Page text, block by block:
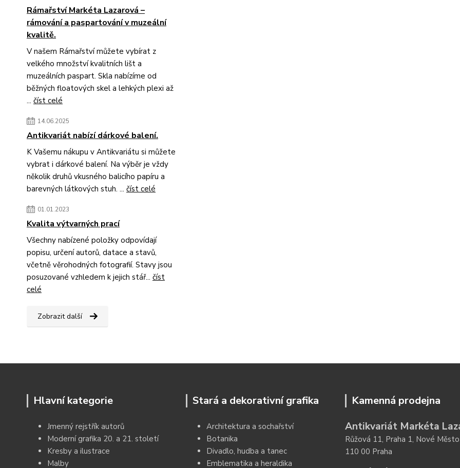
Rámařství Markéta Lazarová –
rámování a paspartování v muzeální
kvalitě.
V našem Rámařství můžete vybírat z
velkého množství kvalitních lišt a
muzeálních paspart. Skla nabízíme od
běžných floatových skel a lehkých plexi až
... číst celé
14.06.2025
Antikvariát nabízí dárkové balení.
K Vašemu nákupu v Antikvariátu si můžete
vybrat i dárkové balení. Na výběr je vždy
několik druhů vkusného balicího papíru a
barevných látkových stuh. ... číst celé
01.01.2023
Kvalita výtvarných prací
Všechny nabízené položky odpovídají
popisu, určení autorů, datace a stavů,
včetně věrohodných fotografií. Stavy jsou
posuzované vzhledem k jejich stář... číst
celé
Zobrazit další
Hlavní kategorie
Jmenný rejstřík autorů
Moderní grafika 20. a 21. století
Kresby a ilustrace
Malby
Stará a dekorativní grafika
Architektura a sochařství
Botanika
Divadlo, hudba a tanec
Emblematika a heraldika
Kamenná prodejna
Antikvariát Markéta
Růžová 11, Praha 1, Nové Město
110 00 Praha